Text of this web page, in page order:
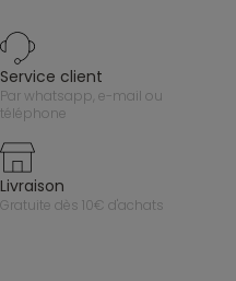
service client
par whatsapp, e-mail ou
téléphone
livraison
gratuite dès 10€ d'achats